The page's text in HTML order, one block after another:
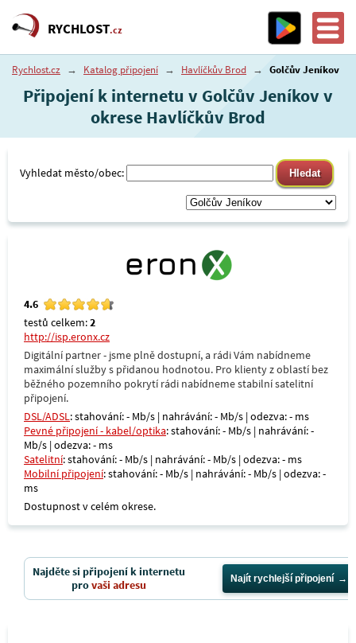
RYCHLOST.cz
Rychlost.cz → Katalog připojení → Havlíčkův Brod → Golčův Jeníkov
Připojení k internetu v Golčův Jeníkov v
okrese Havlíčkův Brod
Vyhledat město/obec:
4.6
testů celkem:2
http://isp.eronx.cz
Digitální partner - jsme plně dostupní, a rádi Vám nabídneme
maximální služby s přidanou hodnotou. Pro klienty z oblastí bez
běžného pozemního pokrytí rádi nabídneme stabilní satelitní
připojení.
DSL/ADSL: stahování: - Mb/s | nahrávání: - Mb/s | odezva: - ms
Pevné připojení - kabel/optika: stahování: - Mb/s | nahrávání: -
Mb/s | odezva: - ms
Satelitní: stahování: - Mb/s | nahrávání: - Mb/s | odezva: - ms
Mobilní připojení: stahování: - Mb/s | nahrávání: - Mb/s | odezva: -
ms
Dostupnost v celém okrese.
Najděte si připojení k internetu
provaši adresu Najít rychlejší připojení